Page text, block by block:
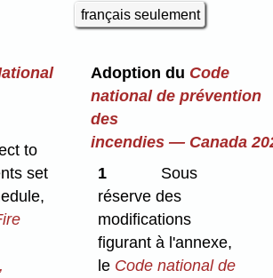
français seulement
to
set
Adoption du Code
national de prévention
des
incendies — Canada
1
Sous
réserve des
modifications
figurant à l'annexe,
le Code national de